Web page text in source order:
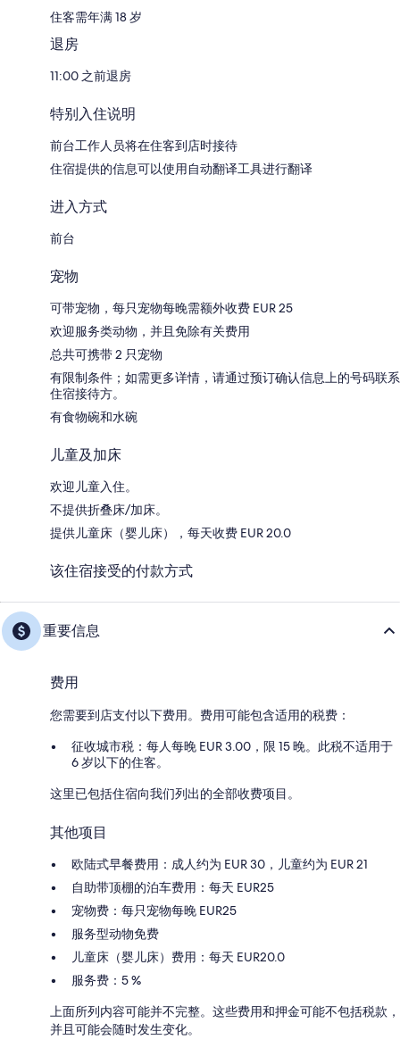
住客需年满 18 岁
退房
11:00 之前退房
特别入住说明
前台工作人员将在住客到店时接待
住宿提供的信息可以使用自动翻译工具进行翻译
进入方式
前台
宠物
可带宠物，每只宠物每晚需额外收费 EUR 25
欢迎服务类动物，并且免除有关费用
总共可携带 2 只宠物
有限制条件；如需更多详情，请通过预订确认信息上的号码联系
住宿接待方。
有食物碗和水碗
儿童及加床
欢迎儿童入住。
不提供折叠床/加床。
提供儿童床（婴儿床），每天收费 EUR 20.0
该住宿接受的付款方式
重要信息
费用
您需要到店支付以下费用。费用可能包含适用的税费：
征收城市税：每人每晚 EUR 3.00，限 15 晚。此税不适用于
6 岁以下的住客。
这里已包括住宿向我们列出的全部收费项目。
其他项目
欧陆式早餐费用：成人约为 EUR 30，儿童约为 EUR 21
自助带顶棚的泊车费用：每天 EUR25
宠物费：每只宠物每晚 EUR25
服务型动物免费
儿童床（婴儿床）费用：每天 EUR20.0
服务费：5 %
上面所列内容可能并不完整。这些费用和押金可能不包括税款，
并且可能会随时发生变化。